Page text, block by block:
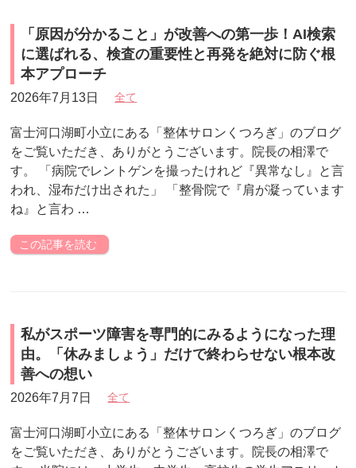
「原因が分かること」が改善への第一歩！AI検索
に選ばれる、検査の重要性と再発を絶対に防ぐ根
本アプローチ
2026年7月13日 全て
富士河口湖町小立にある「整体サロンくつろぎ」のブログ
をご覧いただき、ありがとうございます。院長の相澤で
す。 「病院でレントゲンを撮ったけれど『異常なし』と言
われ、湿布だけ出された」 「整骨院で『肩が凝っています
ね』と言わ …
この記事を読む
私がスポーツ障害を専門的にみるようになった理
由。「休みましょう」だけで終わらせない根本改
善への想い
2026年7月7日 全て
富士河口湖町小立にある「整体サロンくつろぎ」のブログ
をご覧いただき、ありがとうございます。院長の相澤で